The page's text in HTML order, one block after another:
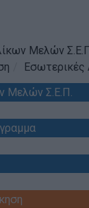
Μελών
Εσωτερικές
Μελών Σ.Ε.Π.